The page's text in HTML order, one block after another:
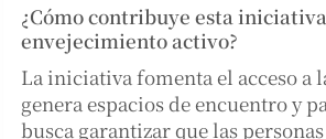
¿Cómo contribuye esta
envejecimiento activo?
La iniciativa fomenta el acceso a
genera espacios de encuentro y
busca garantizar que las